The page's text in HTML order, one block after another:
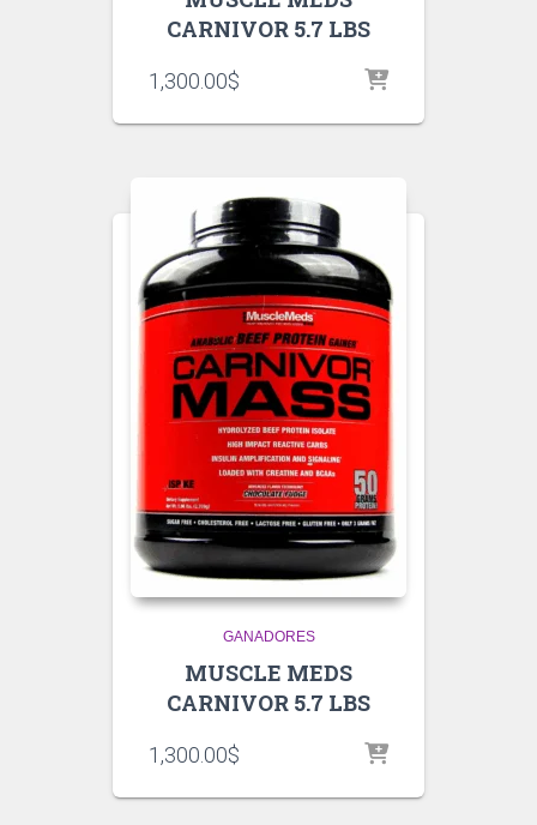
CARNIVOR 5.7 LBS
1,300.00$
GANADORES
MUSCLE MEDS
CARNIVOR 5.7 LBS
1,300.00$